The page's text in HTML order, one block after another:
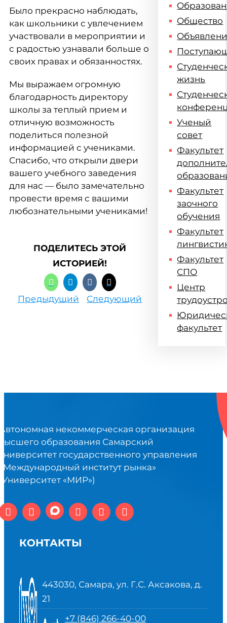
Было прекрасно наблюдать,
как школьники с увлечением
участвовали в мероприятии и
с радостью узнавали больше о
своих правах и обязанностях.
Мы выражаем огромную
благодарность директору
школы за теплый прием и
отличную возможность
поделиться полезной
информацией с учениками.
Спасибо, что открыли двери
вашего учебного заведения
для нас — было замечательно
провести время с вашими
любознательными учениками!
ПОДЕЛИТЕСЬ ЭТОЙ
ИСТОРИЕЙ!
Предыдущий Следующий
Общество
жизнь
Ученый
совет
Факультет
Факультет
заочного
обучения
Факультет
Факультет
СПО
Центр
факультет
некоммерческая организация
образования Самарский
государственного управления
институт рынка»
«МИР»)
КОНТАКТЫ
443030, Самара, ул. Г.С. Аксакова, д.
21
+7 (846) 266-40-00